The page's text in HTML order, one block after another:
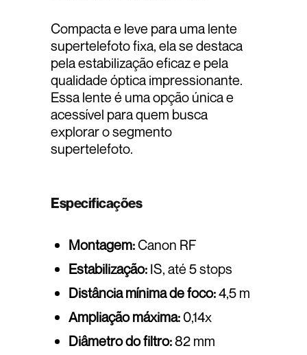
Compacta e leve para uma lente
supertelefoto fixa, ela se destaca
pela estabilização eficaz e pela
qualidade óptica impressionante.
Essa lente é uma opção única e
acessível para quem busca
explorar o segmento
supertelefoto.
Especificações
Montagem:Canon RF
Estabilização: IS, até 5 stops
Distância mínima de foco:4,5 m
Ampliação máxima:0,14x
Diâmetro do filtro:82 mm